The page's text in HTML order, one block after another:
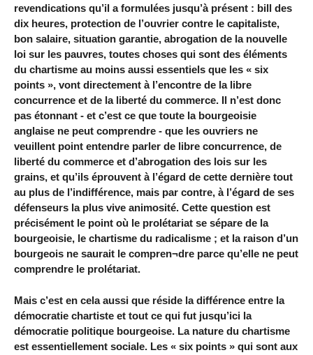
revendications qu’il a formulées jusqu’à présent : bill des
dix heures, protection de l’ouvrier contre le capitaliste,
bon salaire, situation garantie, abrogation de la nouvelle
loi sur les pauvres, toutes choses qui sont des éléments
du chartisme au moins aussi essentiels que les « six
points », vont directement à l’encontre de la libre
concurrence et de la liberté du commerce. Il n’est donc
pas étonnant - et c’est ce que toute la bourgeoisie
anglaise ne peut comprendre - que les ouvriers ne
veuillent point entendre parler de libre concurrence, de
liberté du commerce et d’abrogation des lois sur les
grains, et qu’ils éprouvent à l’égard de cette dernière tout
au plus de l’indifférence, mais par contre, à l’égard de ses
défenseurs la plus vive animosité. Cette question est
précisément le point où le prolétariat se sépare de la
bourgeoisie, le chartisme du radicalisme ; et la raison d’un
bourgeois ne saurait le compren¬dre parce qu’elle ne peut
comprendre le prolétariat.
Mais c’est en cela aussi que réside la différence entre la
démocratie chartiste et tout ce qui fut jusqu’ici la
démocratie politique bourgeoise. La nature du chartisme
est essentiellement sociale. Les « six points » qui sont aux